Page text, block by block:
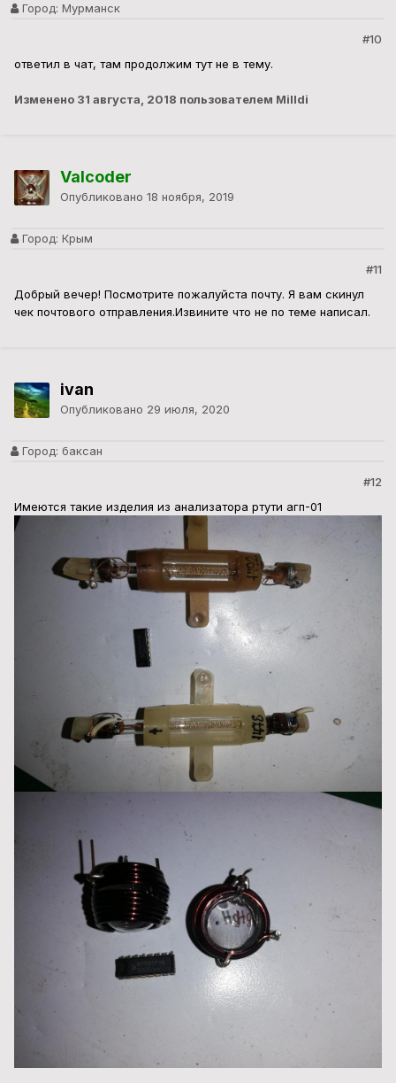
Город: Мурманск
#10
ответил в чат, там продолжим тут не в тему.
Изменено 31 августа, 2018 пользователем Milldi
Valcoder
Опубликовано 18 ноября, 2019
Город: Крым
#11
Добрый вечер! Посмотрите пожалуйста почту. Я вам скинул
чек почтового отправления.Извините что не по теме написал.
ivan
Опубликовано 29 июля, 2020
Город: баксан
#12
Имеются такие изделия из анализатора ртути агп-01